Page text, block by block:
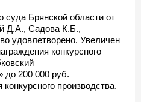
Брянской области от
Д.А., Садова К.Б.,
удовлетворено. Увеличен
конкурсного
до 200 000 руб.
производства.